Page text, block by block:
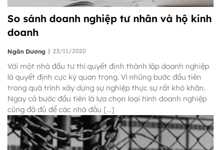
So sánh doanh nghiệp tư nhân và hộ kinh
doanh
Ngân Dương | 23/11/2020
Với một nhà đầu tư thì quyết định thành lập doanh nghiệp
là quyết định cực kỳ quan trọng. Vì những bước đầu tiên
trong quá trình xây dựng sự nghiệp thực sự rất khó khăn.
Ngay cả bước đầu tiên là lựa chọn loại hình doanh nghiệp
cũng đã đủ để các nhà đầu […]